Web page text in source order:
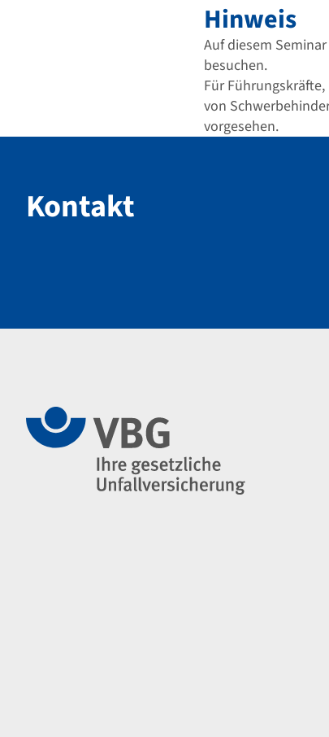
Hinweis
Auf diesem
besuchen.
Für
von
vorgesehen.
Kontakt